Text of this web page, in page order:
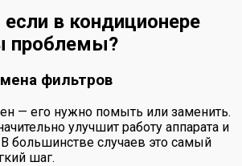
в кондиционере
проблемы?
фильтров
— его нужно помыть или заменить.
улучшит работу аппарата и
В большинстве случаев это самый
шаг.